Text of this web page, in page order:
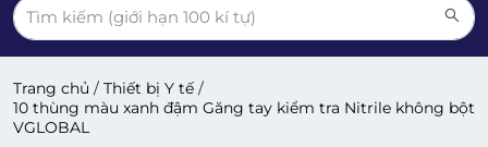
Trang chủ / Thiết bị Y tế /
10 thùng màu xanh đậm Găng tay kiểm tra Nitrile không bột
VGLOBAL